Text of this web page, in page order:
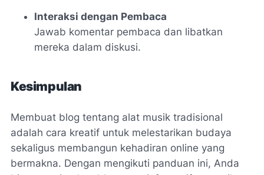
Interaksi dengan Pembaca
Jawab komentar pembaca dan libatkan
mereka dalam diskusi.
Kesimpulan
Membuat blog tentang alat musik tradisional
adalah cara kreatif untuk melestarikan budaya
sekaligus membangun kehadiran online yang
bermakna. Dengan mengikuti panduan ini, Anda